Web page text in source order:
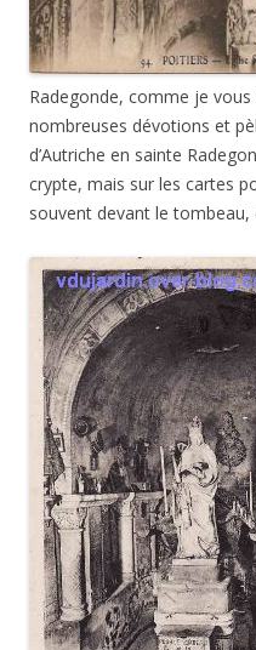
Radegonde, comme je vous
nombreuses dévotions et
d’Autriche en sainte
crypte, mais sur les cartes
souvent devant le